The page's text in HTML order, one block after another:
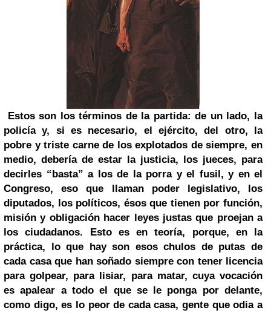
Estos son los términos de la partida: de un lado, la
policía y, si es necesario, el ejército, del otro, la
pobre y triste carne de los explotados de siempre, en
medio, debería de estar la justicia, los jueces, para
decirles “basta” a los de la porra y el fusil, y en el
Congreso, eso que llaman poder legislativo, los
diputados, los políticos, ésos que tienen por función,
misión y obligación hacer leyes justas que proejan a
los ciudadanos. Esto es en teoría, porque, en la
práctica, lo que hay son esos chulos de putas de
cada casa que han soñado siempre con tener licencia
para golpear, para lisiar, para matar, cuya vocación
es apalear a todo el que se le ponga por delante,
como digo, es lo peor de cada casa, gente que odia a